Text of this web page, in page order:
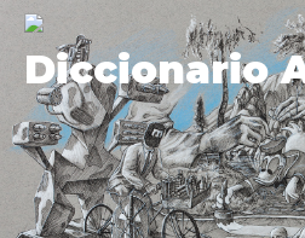
Diccionario